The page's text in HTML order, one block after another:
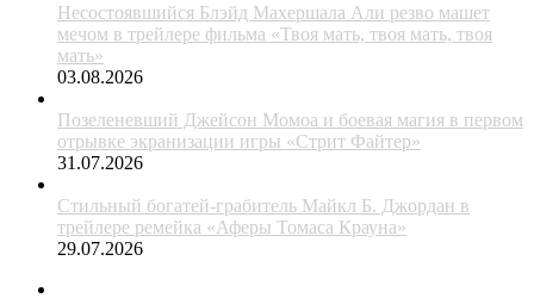
Несостоявшийся Блэйд Махершала Али резво машет
мечом в трейлере фильма «Твоя мать, твоя мать, твоя
мать»
03.08.2026
Позеленевший Джейсон Момоа и боевая магия в первом
отрывке экранизации игры «Стрит Файтер»
31.07.2026
Стильный богатей-грабитель Майкл Б. Джордан в
трейлере ремейка «Аферы Томаса Крауна»
29.07.2026